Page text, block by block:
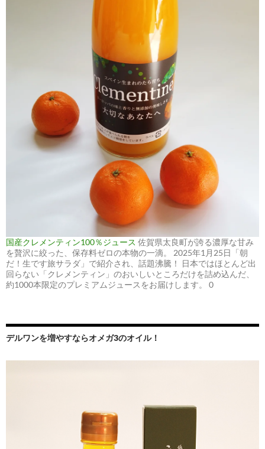
国産クレメンティン100％ジュース 佐賀県太良町が誇る濃厚な甘み
を贅沢に絞った、保存料ゼロの本物の一滴。 2025年1月25日「朝
だ！生です旅サラダ」で紹介され、話題沸騰！ 日本ではほとんど出
回らない「クレメンティン」のおいしいところだけを詰め込んだ、
約1000本限定のプレミアムジュースをお届けします。 0
デルワンを増やすならオメガ3のオイル！